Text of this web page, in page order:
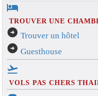
hotel
TROUVER UNE
arrow_circle_right Trouver un hôtel
arrow_circle_right Guesthouse
flight_takeoff
VOLS PAS CHERS